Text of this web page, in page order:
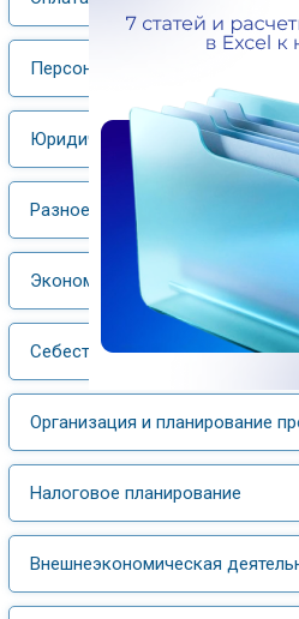
Персонал
Юридический практикум
Разное
Экономика отрасли
Себестоимость и
Организация и планирование
Налоговое планирование
Внешнеэкономическая